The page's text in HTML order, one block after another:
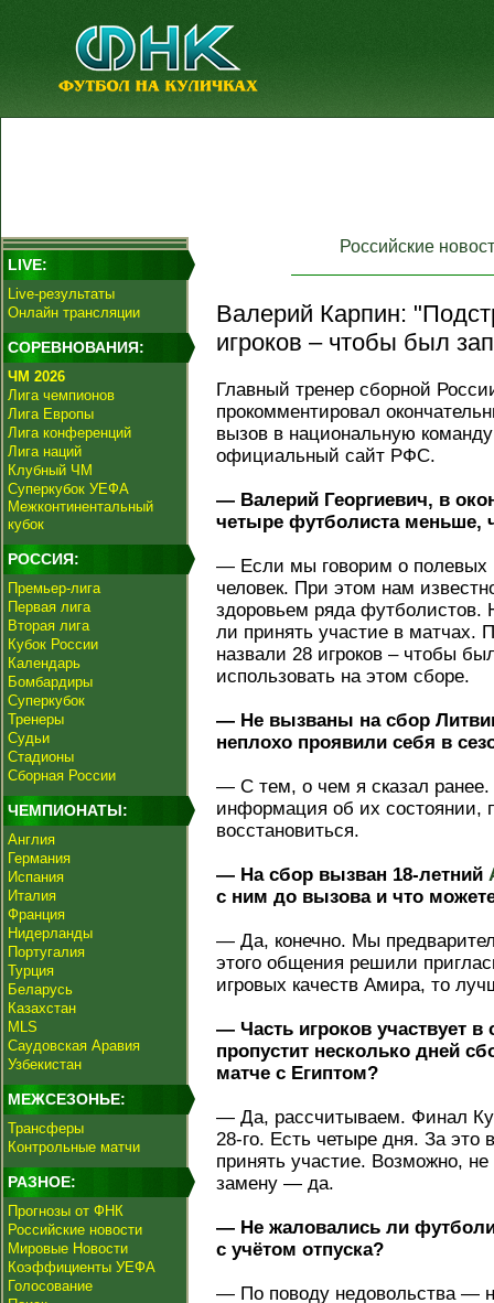
LIVE:
Live-результаты
Онлайн трансляции
СОРЕВНОВАНИЯ:
ЧМ 2026
Лига чемпионов
Лига Европы
Лига конференций
Лига наций
Клубный ЧМ
Суперкубок УЕФА
Межконтинентальный
кубок
РОССИЯ:
Премьер-лига
Первая лига
Вторая лига
Кубок России
Календарь
Бомбардиры
Суперкубок
Тренеры
Судьи
Стадионы
Сборная России
ЧЕМПИОНАТЫ:
Англия
Германия
Испания
Италия
Франция
Нидерланды
Португалия
Турция
Беларусь
Казахстан
MLS
Саудовская Аравия
Узбекистан
МЕЖСЕЗОНЬЕ:
Трансферы
Контрольные матчи
РАЗНОЕ:
Прогнозы от ФНК
Российские новости
Мировые Новости
Коэффициенты УЕФА
Голосование
Российские
Валерий Карпин:
игроков – чтобы был
Главный тренер сборной
прокомментировал
вызов в национальную
официальный сайт РФС.
— Валерий Георгиевич, в
четыре футболиста меньше,
— Если мы говорим о полевых
человек. При этом нам
здоровьем ряда футболистов.
ли принять участие в матчах.
назвали 28 игроков – чтобы
использовать на этом сборе.
— Не вызваны на сбор
неплохо проявили себя в
— С тем, о чем я сказал
информация об их состоянии,
восстановиться.
— На сбор вызван 18‑летний
с ним до вызова и что
— Да, конечно. Мы
этого общения решили
игровых качеств Амира, то
— Часть игроков участвует
пропустит несколько дней
матче с Египтом?
— Да, рассчитываем. Финал
28-го. Есть четыре дня. За это
принять участие. Возможно,
замену — да.
— Не жаловались ли
с учётом отпуска?
— По поводу недовольства —